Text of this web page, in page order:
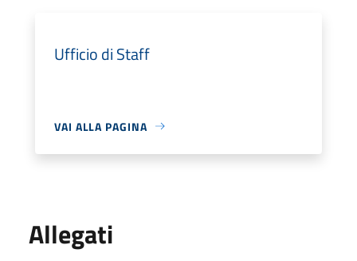
Ufficio di Staff
VAI ALLA PAGINA
Allegati